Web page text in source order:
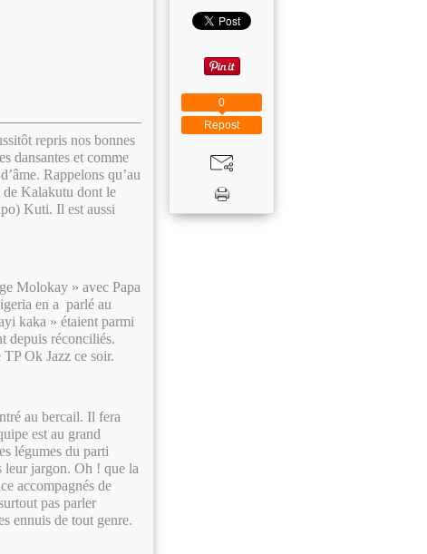
repris nos bonnes
dansantes et comme
Rappelons qu’au
Kalakutu dont le
Kuti. Il est aussi
Molokay » avec Papa
en a parlé au
kaka » étaient parmi
depuis réconciliés.
TP Ok Jazz ce soir.
au bercail. Il fera
est au grand
légumes du parti
leur jargon. Oh ! que la
accompagnés de
pas parler
ennuis de tout genre.
Repost
0